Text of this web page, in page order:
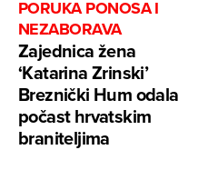
PORUKA PONOSA I
NEZABORAVA
Zajednica žena
‘Katarina Zrinski’
Breznički Hum odala
počast hrvatskim
braniteljima